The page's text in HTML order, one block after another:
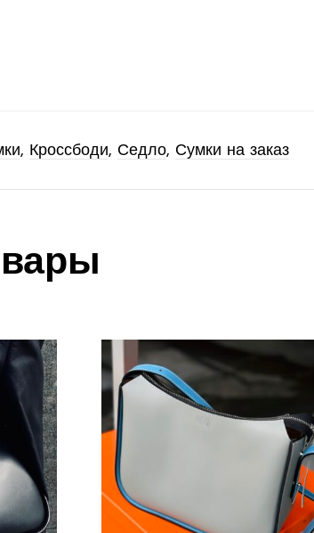
, Кроссбоди, Седло, Сумки на заказ